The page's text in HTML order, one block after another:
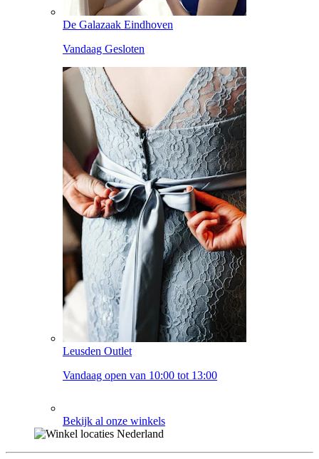
De Galazaak Eindhoven
Vandaag Gesloten
Leusden Outlet
Vandaag open van 10:00 tot 13:00
Bekijk al onze winkels